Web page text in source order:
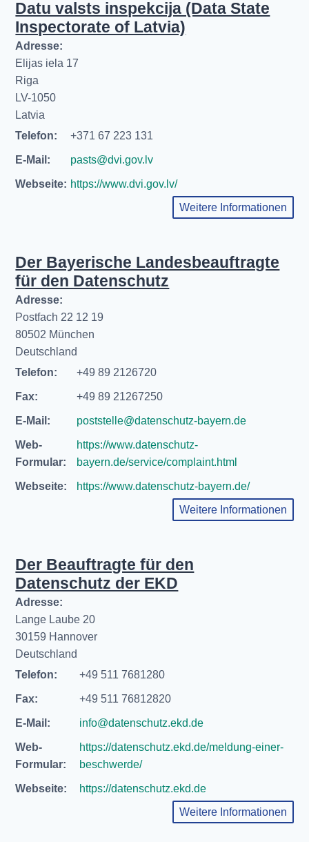
Datu valsts inspekcija (Data State
Inspectorate of Latvia)
Adresse:
Elijas iela 17
Riga
LV-1050
Latvia
Telefon:
+371 67 223 131
E-Mail: pasts@dvi.gov.lv
Webseite: https://www.dvi.gov.lv/
Weitere Informationen
Der Bayerische Landesbeauftragte
für den Datenschutz
Adresse:
Postfach 22 12 19
80502 München
Deutschland
Telefon:
+49 89 2126720
Fax: +49 89 21267250
E-Mail: poststelle@datenschutz-bayern.de
Web-
Formular:
https://www.datenschutz-
bayern.de/service/complaint.html
Webseite:
https://www.datenschutz-bayern.de/
Weitere Informationen
Der Beauftragte für den
Datenschutz der EKD
Adresse:
Lange Laube 20
30159 Hannover
Deutschland
Telefon:
+49 511 7681280
Fax: +49 511 76812820
E-Mail: info@datenschutz.ekd.de
Web-
Formular:
https://datenschutz.ekd.de/meldung-einer-
beschwerde/
Webseite:
https://datenschutz.ekd.de
Weitere Informationen